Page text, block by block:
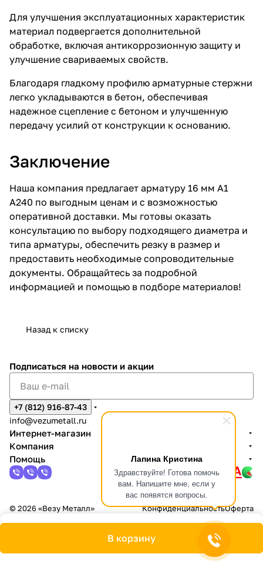
Лапина Кристина
Здравствуйте! Готова помочь
вам. Напишите мне, если у
вас появятся вопросы.
Для улучшения эксплуатационных характеристик
материал подвергается дополнительной
обработке, включая антикоррозионную защиту и
улучшение свариваемых свойств.
Благодаря гладкому профилю арматурные стержни
легко укладываются в бетон, обеспечивая
надежное сцепление с бетоном и улучшенную
передачу усилий от конструкции к основанию.
Заключение
Наша компания предлагает арматуру 16 мм А1
А240 по выгодным ценам и с возможностью
оперативной доставки. Мы готовы оказать
консультацию по выбору подходящего диаметра и
типа арматуры, обеспечить резку в размер и
предоставить необходимые сопроводительные
документы. Обращайтесь за подробной
информацией и помощью в подборе материалов!
Назад к списку
В корзину
Подписаться на новости и акции
+7 (812) 916-87-43
info@vezumetall.ru
Интернет-магазин
Компания
Помощь
© 2026 «Везу Металл» КонфиденциальностьОферта